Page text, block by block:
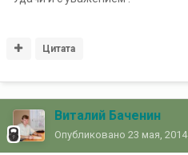
Цитата
Виталий Баченин
Опубликовано 23 мая, 2014